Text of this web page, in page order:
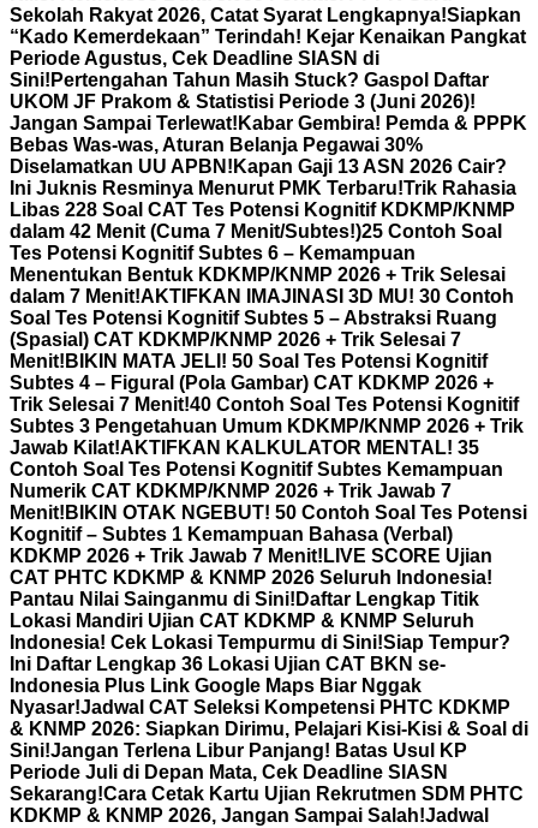
Sekolah Rakyat 2026, Catat Syarat Lengkapnya!Siapkan
“Kado Kemerdekaan” Terindah! Kejar Kenaikan Pangkat
Periode Agustus, Cek Deadline SIASN di
Sini! Pertengahan Tahun Masih Stuck? Gaspol Daftar
UKOM JF Prakom & Statistisi Periode 3 (Juni 2026)!
Jangan Sampai Terlewat! Kabar Gembira! Pemda & PPPK
Bebas Was-was, Aturan Belanja Pegawai 30%
Diselamatkan UU APBN! Kapan Gaji 13 ASN 2026 Cair?
Ini Juknis Resminya Menurut PMK Terbaru!Trik Rahasia
Libas 228 Soal CAT Tes Potensi Kognitif KDKMP/KNMP
dalam 42 Menit (Cuma 7 Menit/Subtes!)25 Contoh Soal
Tes Potensi Kognitif Subtes 6 – Kemampuan
Menentukan Bentuk KDKMP/KNMP 2026 + Trik Selesai
dalam 7 Menit!AKTIFKAN IMAJINASI 3D MU! 30 Contoh
Soal Tes Potensi Kognitif Subtes 5 – Abstraksi Ruang
(Spasial) CAT KDKMP/KNMP 2026 + Trik Selesai 7
Menit! BIKIN MATA JELI! 50 Soal Tes Potensi Kognitif
Subtes 4 – Figural (Pola Gambar) CAT KDKMP 2026 +
Trik Selesai 7 Menit!40 Contoh Soal Tes Potensi Kognitif
Subtes 3 Pengetahuan Umum KDKMP/KNMP 2026 + Trik
Jawab Kilat!AKTIFKAN KALKULATOR MENTAL! 35
Contoh Soal Tes Potensi Kognitif Subtes Kemampuan
Numerik CAT KDKMP/KNMP 2026 + Trik Jawab 7
Menit! BIKIN OTAK NGEBUT! 50 Contoh Soal Tes Potensi
Kognitif – Subtes 1 Kemampuan Bahasa (Verbal)
KDKMP 2026 + Trik Jawab 7 Menit! LIVE SCORE Ujian
CAT PHTC KDKMP & KNMP 2026 Seluruh Indonesia!
Pantau Nilai Sainganmu di Sini! Daftar Lengkap Titik
Lokasi Mandiri Ujian CAT KDKMP & KNMP Seluruh
Indonesia! Cek Lokasi Tempurmu di Sini!Siap Tempur?
Ini Daftar Lengkap 36 Lokasi Ujian CAT BKN se-
Indonesia Plus Link Google Maps Biar Nggak
Nyasar!Jadwal CAT Seleksi Kompetensi PHTC KDKMP
& KNMP 2026: Siapkan Dirimu, Pelajari Kisi-Kisi & Soal di
Sini!Jangan Terlena Libur Panjang! Batas Usul KP
Periode Juli di Depan Mata, Cek Deadline SIASN
Sekarang!Cara Cetak Kartu Ujian Rekrutmen SDM PHTC
KDKMP & KNMP 2026, Jangan Sampai Salah!Jadwal